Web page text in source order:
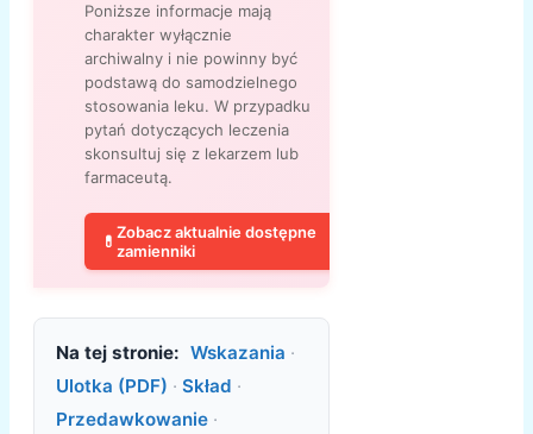
Poniższe informacje mają
charakter wyłącznie
archiwalny i nie powinny być
podstawą do samodzielnego
stosowania leku. W przypadku
pytań dotyczących leczenia
skonsultuj się z lekarzem lub
farmaceutą.
💊 Zobacz aktualnie dostępne
zamienniki
Na tej stronie: Wskazania ·
Ulotka (PDF) · Skład ·
Przedawkowanie ·